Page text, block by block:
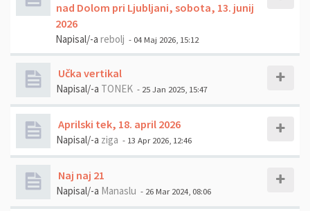
nad Dolom pri Ljubljani, sobota, 13. junij
2026
Napisal/-a rebolj - 04 Maj 2026, 15:12
Učka vertikal
Napisal/-a TONEK - 25 Jan 2025, 15:47
Aprilski tek, 18. april 2026
Napisal/-a ziga - 13 Apr 2026, 12:46
Naj naj 21
Napisal/-a Manaslu - 26 Mar 2024, 08:06